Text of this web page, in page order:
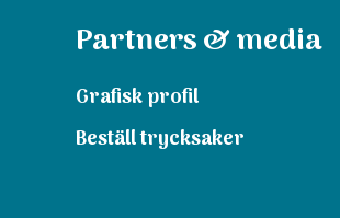
Partners & media
Grafisk profil
Beställ trycksaker